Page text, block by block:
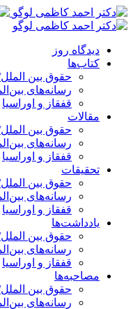
پرش
به
دیدگاه روز
کتاب‌ها
حقوق بین
رسانه‌های
قفقاز و اوراسیا
مقالات
حقوق بین
رسانه‌های
قفقاز و اوراسیا
تحقیقات
حقوق بین
رسانه‌های
قفقاز و اوراسیا
یادداشت‌ها
حقوق بین
رسانه‌های
قفقاز و اوراسیا
مصاحبه‌ها
حقوق بین
رسانه‌های